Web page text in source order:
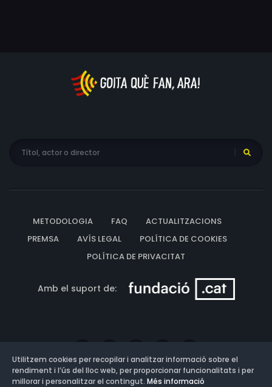
METODOLOGIA FAQ
ACTUALITZACIONS
PREMSA
AVÍS LEGAL
POLÍTICA DE COOKIES
POLÍTICA DE PRIVACITAT
Amb el suport de:
Utilitzem cookies per recopilar i analitzar informació sobre el
rendiment i l’ús del lloc web, per proporcionar funcionalitats i per
millorar i personalitzar el contingut. Més informació